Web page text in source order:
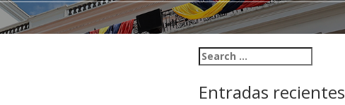
Search for:
Entradas recientes